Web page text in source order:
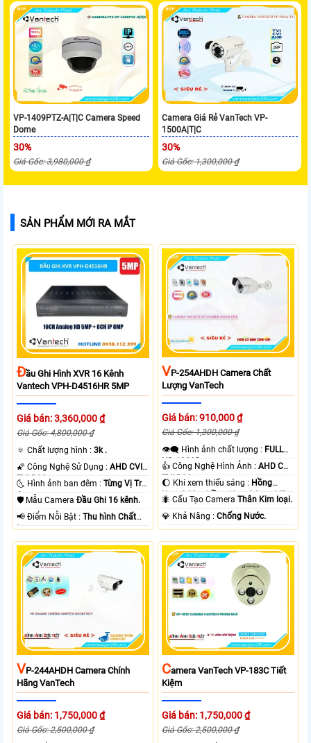
VP-1409PTZ-A|T|C Camera Speed
Dome
30%
Giá Gốc: 3,980,000 ₫
Camera Giá Rẻ VanTech VP-
1500A|T|C
30%
Giá Gốc: 1,300,000 ₫
SẢN PHẨM MỚI RA MẮT
ĐẦu Ghi Hình XVR 16 Kênh
Vantech VPH-D4516HR 5MP
Giá bán: 3,360,000 ₫
Giá Gốc: 4,800,000 ₫
🔅 Chất lượng hình :3k .
🌠 Công Nghệ Sử Dụng :AHD CVI
TVI BCS.
🌜 Hình ảnh ban đêm :Từng Vị Trí
Camera .
🛡 Mẫu CameraĐầu Ghi 16 kênh.
️📢 Điểm Nỗi Bật :Thu hình Chất
Lượng.
VP-254AHDH Camera Chất
Lượng VanTech
Giá bán: 910,000 ₫
Giá Gốc: 1,300,000 ₫
👁️‍🗨 Hình ảnh chất lượng : FULL
HD 1080P .
👍 Công Nghệ Hình Ảnh :AHD CVI
TVI BCS.
🌔 Khi xem thiếu sáng : Hồng
Ngoại 40m Hồng Ngoại Smart IR.
🐜 Cấu Tạo CameraThân Kim loại.
️💎 Khả Năng :Chống Nước.
VP-244AHDH Camera Chính
Hãng VanTech
Giá bán: 1,750,000 ₫
Giá Gốc: 2,500,000 ₫
CAmera VanTech VP-183C Tiết
Kiệm
Giá bán: 1,750,000 ₫
Giá Gốc: 2,500,000 ₫